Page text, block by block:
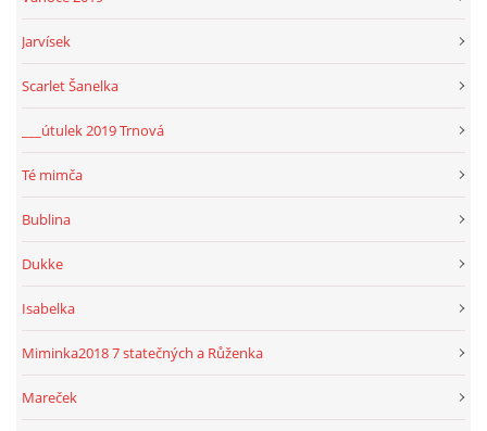
Jarvísek
Scarlet Šanelka
___útulek 2019 Trnová
Té mimča
Bublina
Dukke
Isabelka
Miminka2018 7 statečných a Růženka
Mareček